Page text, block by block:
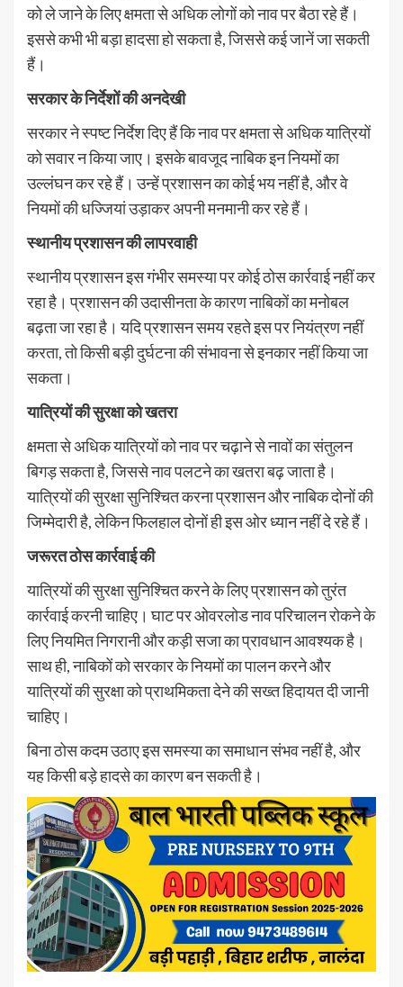
को ले जाने के लिए क्षमता से अधिक लोगों को नाव पर बैठा रहे हैं।
इससे कभी भी बड़ा हादसा हो सकता है, जिससे कई जानें जा सकती
हैं।
सरकार के निर्देशों की अनदेखी
सरकार ने स्पष्ट निर्देश दिए हैं कि नाव पर क्षमता से अधिक यात्रियों
को सवार न किया जाए। इसके बावजूद नाबिक इन नियमों का
उल्लंघन कर रहे हैं। उन्हें प्रशासन का कोई भय नहीं है, और वे
नियमों की धज्जियां उड़ाकर अपनी मनमानी कर रहे हैं।
स्थानीय प्रशासन की लापरवाही
स्थानीय प्रशासन इस गंभीर समस्या पर कोई ठोस कार्रवाई नहीं कर
रहा है। प्रशासन की उदासीनता के कारण नाबिकों का मनोबल
बढ़ता जा रहा है। यदि प्रशासन समय रहते इस पर नियंत्रण नहीं
करता, तो किसी बड़ी दुर्घटना की संभावना से इनकार नहीं किया जा
सकता।
यात्रियों की सुरक्षा को खतरा
क्षमता से अधिक यात्रियों को नाव पर चढ़ाने से नावों का संतुलन
बिगड़ सकता है, जिससे नाव पलटने का खतरा बढ़ जाता है।
यात्रियों की सुरक्षा सुनिश्चित करना प्रशासन और नाबिक दोनों की
जिम्मेदारी है, लेकिन फिलहाल दोनों ही इस ओर ध्यान नहीं दे रहे हैं।
जरूरत ठोस कार्रवाई की
यात्रियों की सुरक्षा सुनिश्चित करने के लिए प्रशासन को तुरंत
कार्रवाई करनी चाहिए। घाट पर ओवरलोड नाव परिचालन रोकने के
लिए नियमित निगरानी और कड़ी सजा का प्रावधान आवश्यक है।
साथ ही, नाबिकों को सरकार के नियमों का पालन करने और
यात्रियों की सुरक्षा को प्राथमिकता देने की सख्त हिदायत दी जानी
चाहिए।
बिना ठोस कदम उठाए इस समस्या का समाधान संभव नहीं है, और
यह किसी बड़े हादसे का कारण बन सकती है।